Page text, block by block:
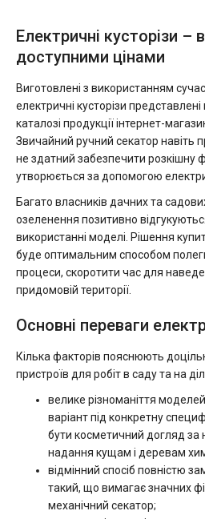
Електричні кусторізи –
доступними цінами
Виготовлені з використанням
електричні кусторізи
каталозі продукції інтернет-
Звичайний ручний секатор навіть
не здатний забезпечити розкішну
утворюється за допомогою
Багато власників дачних та
озеленення позитивно
використанні моделі. Рішення
буде оптимальним способом
процеси, скоротити час для
придомовій території.
Основні переваги
Кілька факторів пояснюють
пристроїв для робіт в саду та на
велике різноманіття
варіант під конкретну
бути косметичний догляд
надання кущам і деревам
відмінний спосіб повністю
такий, що вимагає значних
механічний секатор;